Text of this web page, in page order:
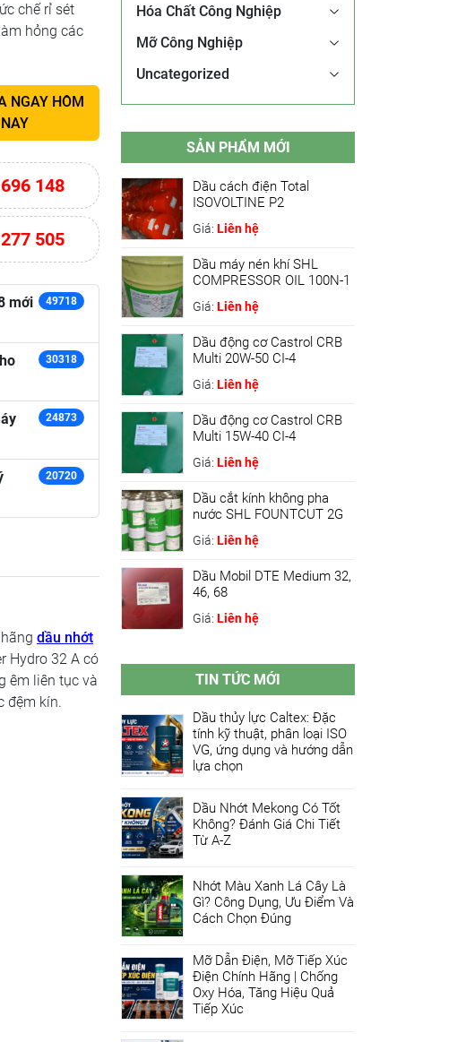
chế rỉ sét
hỏng các
NGAY HÔM
NAY
148
505
mới
49718
30318
24873
20720
dầu nhớt
Hydro 32 A có
êm liên tục và
đệm kín.
Hóa Chất Công Nghiệp
Mỡ Công Nghiệp
Uncategorized
SẢN PHẨM MỚI
Dầu cách điện Total
ISOVOLTINE P2
Giá: Liên hệ
Dầu máy nén khí SHL
COMPRESSOR OIL 100N-1
Giá: Liên hệ
Dầu động cơ Castrol CRB
Multi 20W-50 CI-4
Giá: Liên hệ
Dầu động cơ Castrol CRB
Multi 15W-40 CI-4
Giá: Liên hệ
Dầu cắt kính không pha
nước SHL FOUNTCUT 2G
Giá: Liên hệ
Dầu Mobil DTE Medium 32,
46, 68
Giá: Liên hệ
TIN TỨC MỚI
Dầu thủy lực Caltex: Đặc
tính kỹ thuật, phân loại ISO
VG, ứng dụng và hướng dẫn
lựa chọn
Dầu Nhớt Mekong Có Tốt
Không? Đánh Giá Chi Tiết
Từ A-Z
Nhớt Màu Xanh Lá Cây Là
Gì? Công Dụng, Ưu Điểm Và
Cách Chọn Đúng
Mỡ Dẫn Điện, Mỡ Tiếp Xúc
Điện Chính Hãng | Chống
Oxy Hóa, Tăng Hiệu Quả
Tiếp Xúc